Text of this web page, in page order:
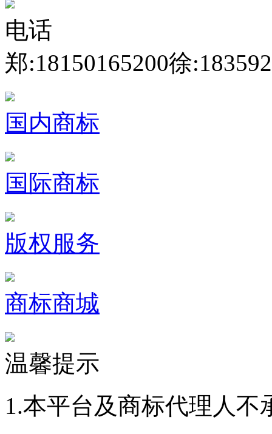
电话
郑:18150165200徐
国内商标
国际商标
版权服务
商标商城
温馨提示
1.本平台及商标代理人不